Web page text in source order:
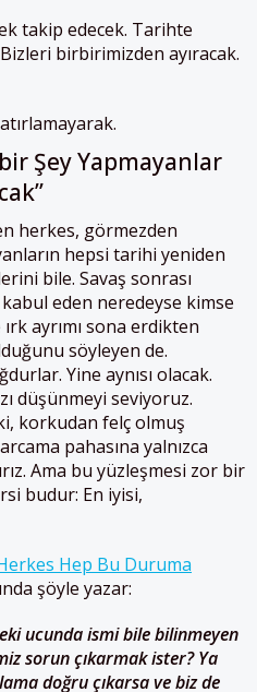
takip edecek. Tarihte
birbirimizden ayıracak.
Şey Yapmayanlar
herkes, görmezden
hepsi tarihi yeniden
bile. Savaş sonrası
eden neredeyse kimse
ayrımı sona erdikten
söyleyen de.
Yine aynısı olacak.
düşünmeyi seviyoruz.
korkudan felç olmuş
pahasına yalnızca
Ama bu yüzleşmesi zor bir
budur: En iyisi,
Hep Bu Duruma
şöyle yazar:
ucunda ismi bile bilinmeyen
sorun çıkarmak ister? Ya
doğru çıkarsa ve biz de